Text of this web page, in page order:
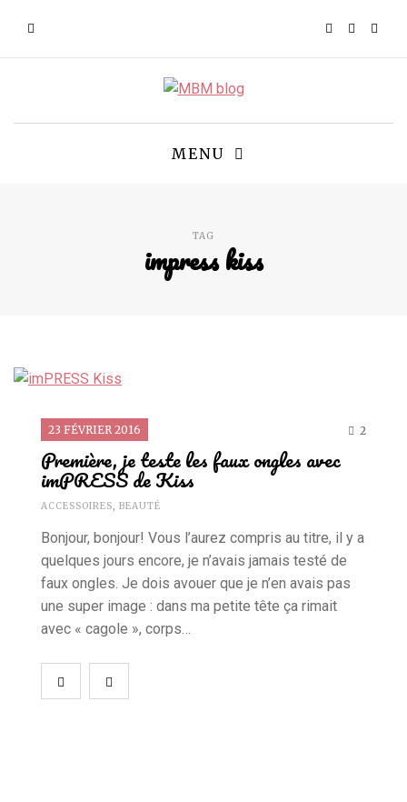
MENU
TAG
impress kiss
23 FÉVRIER 2016 2
Première, je teste les faux ongles avec
imPRESS de Kiss
ACCESSOIRES BEAUTÉ
Bonjour, bonjour! Vous l’aurez compris au titre, il y a
quelques jours encore, je n’avais jamais testé de
faux ongles. Je dois avouer que je n’en avais pas
une super image : dans ma petite tête ça rimait
avec « cagole », corps…